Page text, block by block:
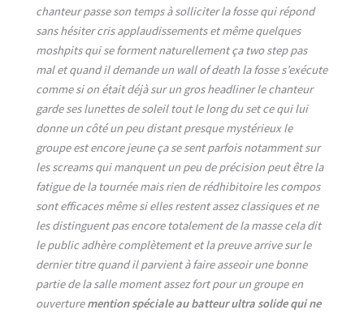
chanteur passe son temps à solliciter la fosse qui répond
sans hésiter cris applaudissements et même quelques
moshpits qui se forment naturellement ça two step pas
mal et quand il demande un wall of death la fosse s’exécute
comme si on était déjà sur un gros headliner le chanteur
garde ses lunettes de soleil tout le long du set ce qui lui
donne un côté un peu distant presque mystérieux le
groupe est encore jeune ça se sent parfois notamment sur
les screams qui manquent un peu de précision peut être la
fatigue de la tournée mais rien de rédhibitoire les compos
sont efficaces même si elles restent assez classiques et ne
les distinguent pas encore totalement de la masse cela dit
le public adhère complètement et la preuve arrive sur le
dernier titre quand il parvient à faire asseoir une bonne
partie de la salle moment assez fort pour un groupe en
ouverturemention spéciale au batteur ultra solide qui ne